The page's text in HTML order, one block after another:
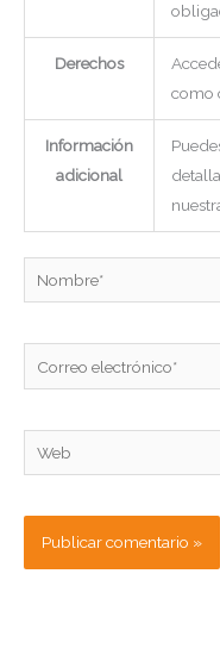
Derechos
como
Información
adicional
Nombre*
electrónico*